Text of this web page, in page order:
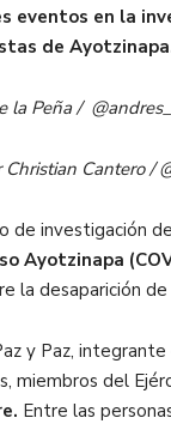
eventos en la
de
la Peña /
Cantero /
investigación
Ayotzinapa
la desaparición de
y Paz,
miembros del
Entre las